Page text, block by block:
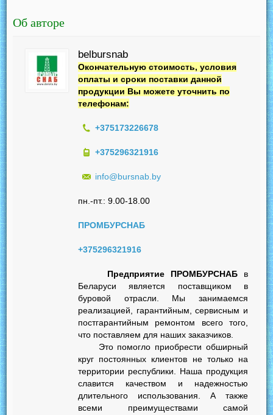
Об авторе
belbursnab
Окончательную стоимость, условия
оплаты и сроки поставки данной
продукции Вы можете уточнить по
телефонам:
+375173226678
+375296321916
info@bursnab.by
пн.-пт.: 9.00-18.00
ПРОМБУРСНАБ
+375296321916
Предприятие ПРОМБУРСНАБ в
Беларуси является поставщиком в
буровой отрасли. Мы занимаемся
реализацией, гарантийным, сервисным и
постгарантийным ремонтом всего того,
что поставляем для наших заказчиков.
Это помогло приобрести обширный
круг постоянных клиентов не только на
территории республики. Наша продукция
славится качеством и надежностью
длительного использования. А также
всеми преимуществами самой